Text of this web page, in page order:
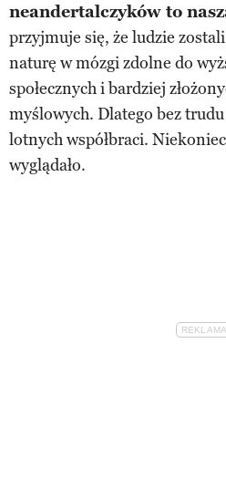
neandertalczyków to
przyjmuje się, że ludzie
naturę w mózgi zdolne do
społecznych i bardziej
myślowych. Dlatego bez
lotnych współbraci.
wyglądało.